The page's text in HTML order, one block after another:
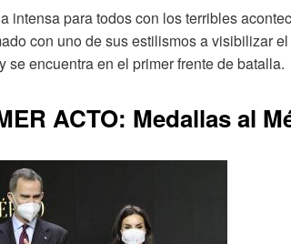
intensa para todos con los terribles
con uno de sus estilismos a visibilizar
se encuentra en el primer frente de batalla.
ACTO: Medallas al